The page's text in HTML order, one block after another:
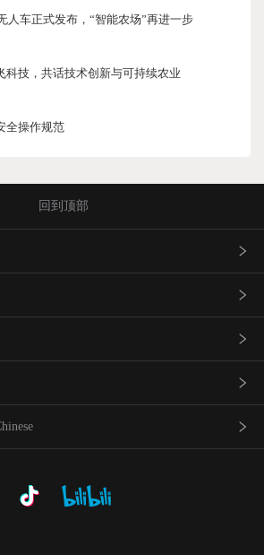
人车正式发布，“智能农场”再进一步
科技，共话技术创新与可持续农业
全操作规范
回到顶部